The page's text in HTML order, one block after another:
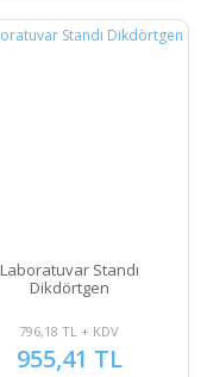
Laboratuvar Standı
Dikdörtgen
796,18 TL + KDV
955,41 TL